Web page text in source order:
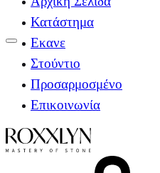
Κατάστημα
Εκανε
Στούντιο
Προσαρμοσμένο
Επικοινωνία